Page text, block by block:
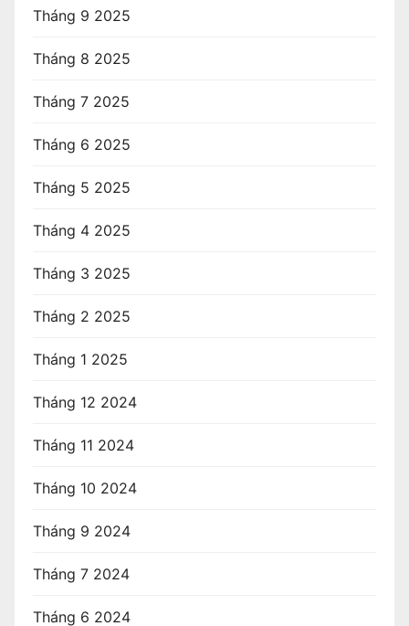
Tháng 9 2025
Tháng 8 2025
Tháng 7 2025
Tháng 6 2025
Tháng 5 2025
Tháng 4 2025
Tháng 3 2025
Tháng 2 2025
Tháng 1 2025
Tháng 12 2024
Tháng 11 2024
Tháng 10 2024
Tháng 9 2024
Tháng 7 2024
Tháng 6 2024